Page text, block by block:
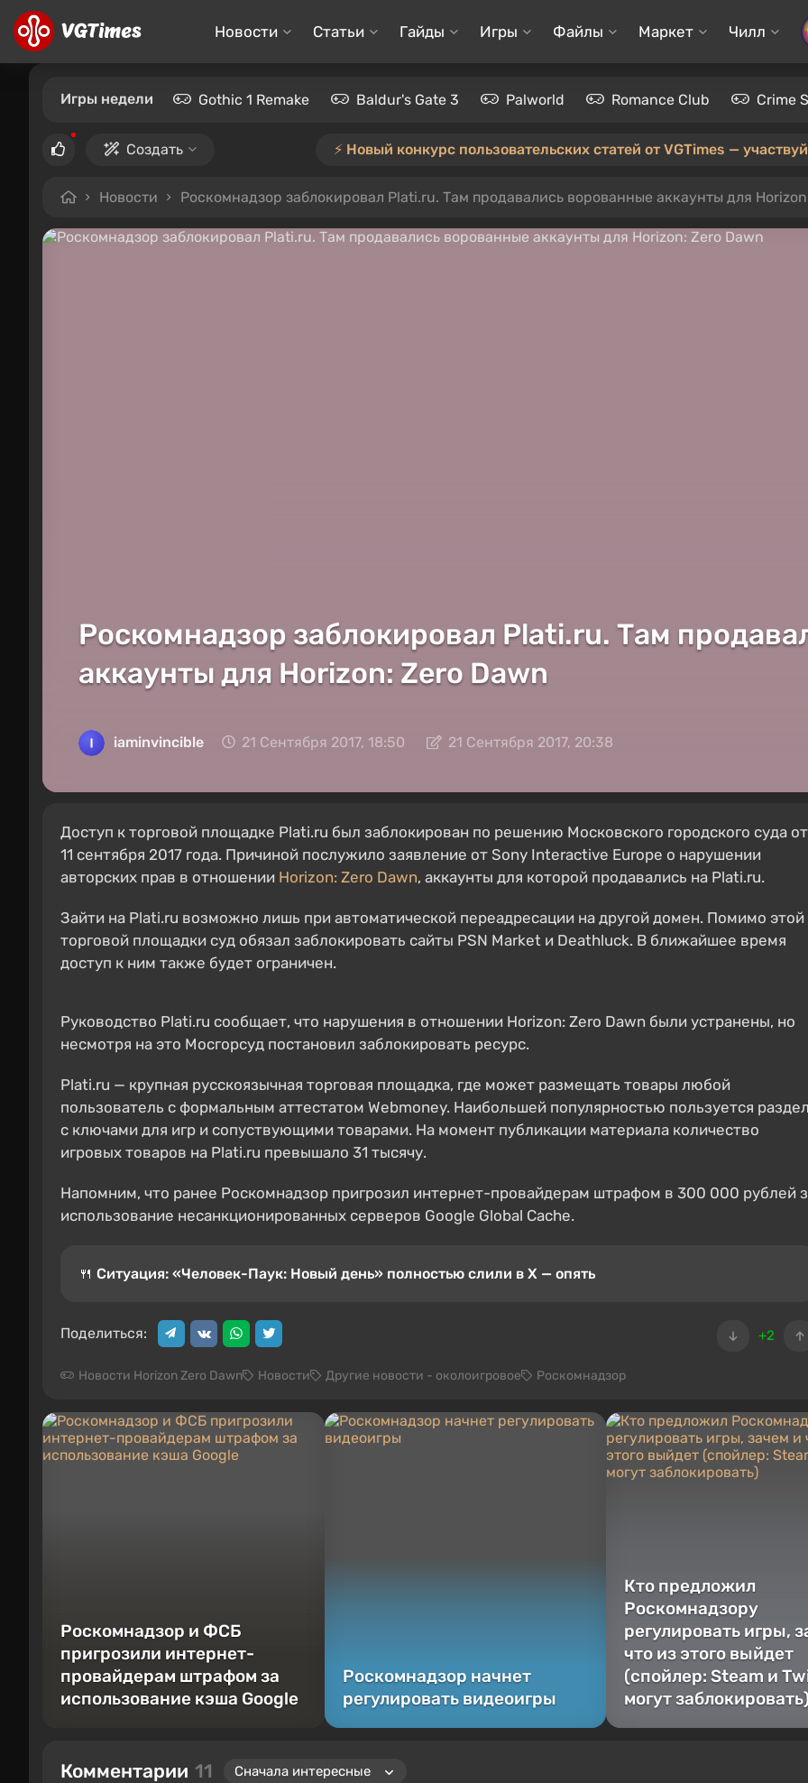
Новости Статьи Гайды Игры Файлы Маркет Чилл
Игры недели Gothic 1 Remake Baldur's Gate 3 Palworld Romance Club Crime
Создать ⚡️ Новый конкурс пользовательских статей от VGTimes —
Новости Роскомнадзор заблокировал Plati.ru. Там продавались ворованные аккаунты для
Роскомнадзор заблокировал Plati.ru. Там
аккаунты для Horizon: Zero Dawn
iaminvincible 21 Сентября 2017, 18:50 21 Сентября 2017, 20:38
Доступ к торговой площадке Plati.ru был заблокирован по решению Московского городского суда от
11 сентября 2017 года. Причиной послужило заявление от Sony Interactive Europe о нарушении
авторских прав в отношении Horizon: Zero Dawn, аккаунты для которой продавались на Plati.ru.
Зайти на Plati.ru возможно лишь при автоматической переадресации на другой домен. Помимо этой
торговой площадки суд обязал заблокировать сайты PSN Market и Deathluck. В ближайшее время
доступ к ним также будет ограничен.
Руководство Plati.ru сообщает, что нарушения в отношении Horizon: Zero Dawn были устранены, но
несмотря на это Мосгорсуд постановил заблокировать ресурс.
Plati.ru — крупная русскоязычная торговая площадка, где может размещать товары любой
пользователь с формальным аттестатом Webmoney. Наибольшей популярностью пользуется
с ключами для игр и сопуствующими товарами. На момент публикации материала количество
игровых товаров на Plati.ru превышало 31 тысячу.
Напомним, что ранее Роскомнадзор пригрозил интернет-провайдерам штрафом в 300 000 рублей
использование несанкционированных серверов Google Global Cache.
🍴 Ситуация: «Человек-Паук: Новый день» полностью слили в X — опять
+2
Поделиться:
Новости Horizon Zero Dawn Новости Другие новости - околоигровое Роскомнадзор
Роскомнадзор и ФСБ
пригрозили интернет-
провайдерам штрафом за
использование кэша Google
Роскомнадзор начнет
регулировать видеоигры
Кто предложил
Роскомнадзору
регулировать игры,
что из этого выйдет
(спойлер: Steam и
могут
Комментарии 11